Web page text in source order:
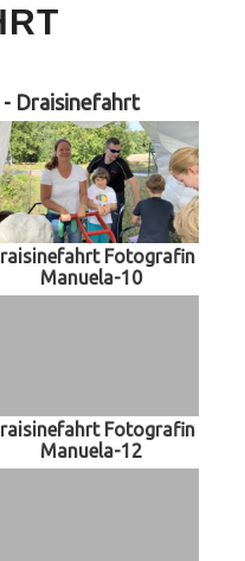
- Draisinefahrt
Fotografin
Manuela-10
Fotografin
Manuela-12